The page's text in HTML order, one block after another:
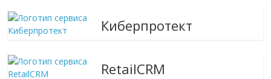
Киберпротект
RetailCRM